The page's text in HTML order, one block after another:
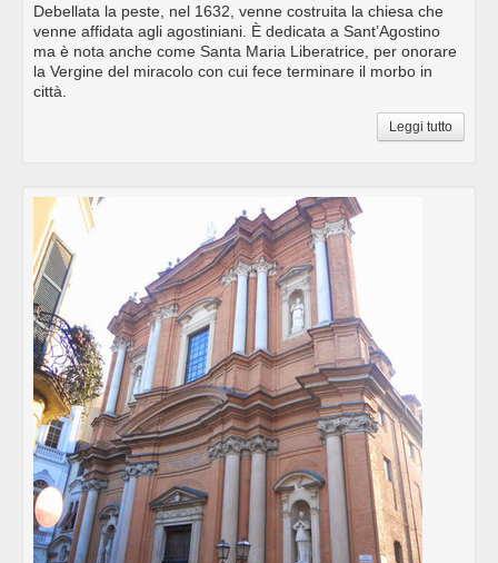
Debellata la peste, nel 1632, venne costruita la chiesa che
venne affidata agli agostiniani. È dedicata a Sant’Agostino
ma è nota anche come Santa Maria Liberatrice, per onorare
la Vergine del miracolo con cui fece terminare il morbo in
città.
Leggi tutto